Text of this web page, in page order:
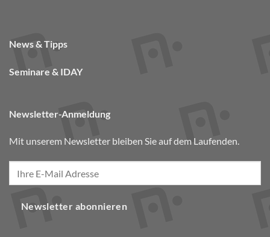
News & Tipps
Seminare & IDAY
Newsletter-Anmeldung
Mit unserem Newsletter bleiben Sie auf dem Laufenden.
Newsletter abonnieren